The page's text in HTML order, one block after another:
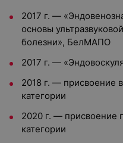
2017 г. —
основы
болезни», БелМАПО
2017 г. —
2018 г. — присвоение
категории
2020 г. — присвоение
категории